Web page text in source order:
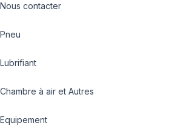
Nous contacter
Pneu
Lubrifiant
Chambre à air et Autres
Equipement